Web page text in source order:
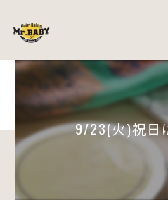
9/23(火)祝日